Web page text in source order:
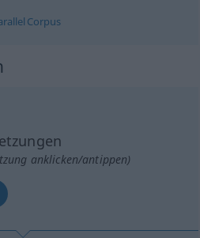
Corpus
anklicken/antippen)